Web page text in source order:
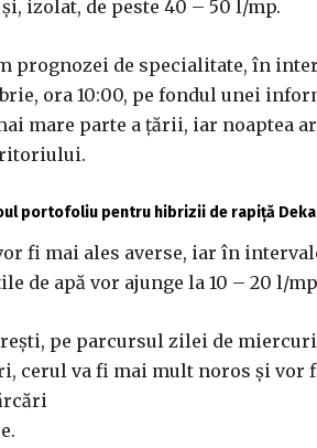
izolat, de peste 40 – 50 l/mp.
prognozei de specialitate, în
ora 10:00, pe fondul unei
mare parte a ţării, iar noaptea
portofoliu pentru hibrizii de rapiță
fi mai ales averse, iar în
de apă vor ajunge la 10 – 20 l/
pe parcursul zilei de
cerul va fi mai mult noros şi vor